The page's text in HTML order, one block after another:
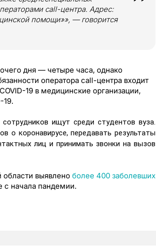
call-центра. Адрес:
помощи»», — говорится
дня — четыре часа, однако
оператора call-центра входит
19 в медицинские организации,
19.
сотрудников ищут среди студентов вуза.
о коронавирусе, передавать результаты
лиц и принимать звонки на вызов
области выявлено более 400 заболевших
с начала пандемии.